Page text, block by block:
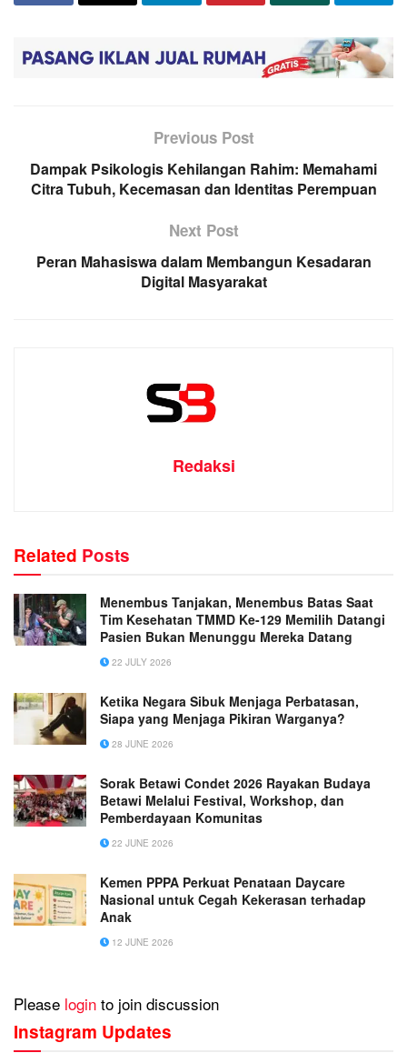
Previous Post
Dampak Psikologis Kehilangan Rahim: Memahami
Citra Tubuh, Kecemasan dan Identitas Perempuan
Next Post
Peran Mahasiswa dalam Membangun Kesadaran
Digital Masyarakat
Redaksi
Related Posts
Menembus Tanjakan, Menembus Batas Saat
Tim Kesehatan TMMD Ke-129 Memilih Datangi
Pasien Bukan Menunggu Mereka Datang
22 JULY 2026
Ketika Negara Sibuk Menjaga Perbatasan,
Siapa yang Menjaga Pikiran Warganya?
28 JUNE 2026
Sorak Betawi Condet 2026 Rayakan Budaya
Betawi Melalui Festival, Workshop, dan
Pemberdayaan Komunitas
22 JUNE 2026
Kemen PPPA Perkuat Penataan Daycare
Nasional untuk Cegah Kekerasan terhadap
Anak
12 JUNE 2026
Please login to join discussion
Instagram Updates